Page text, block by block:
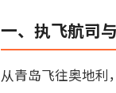
一、执飞航司
从青岛飞往奥地利